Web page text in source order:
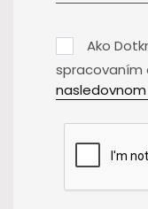
Ako
spracovaním